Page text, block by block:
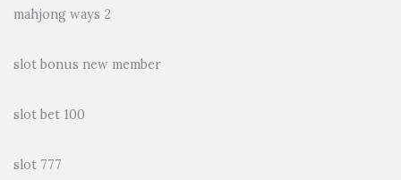
mahjong ways 2
slot bonus new member
slot bet 100
slot 777